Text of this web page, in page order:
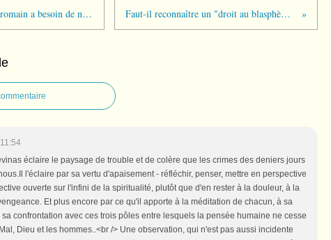
Provençaux, le Synode romain a besoin de nous ! Faut-il reconnaître un "droit au blasphème" ?
éclaire le paysage de trouble et de colère que les crimes des deniers jours
l'éclaire par sa vertu d'apaisement - réfléchir, penser, mettre en perspective
ouverte sur l'infini de la spiritualité, plutôt que d'en rester à la douleur, à la
Et plus encore par ce qu'il apporte à la méditation de chacun, à sa
confrontation avec ces trois pôles entre lesquels la pensée humaine ne cesse
Dieu et les hommes..<br /> Une observation, qui n'est pas aussi incidente